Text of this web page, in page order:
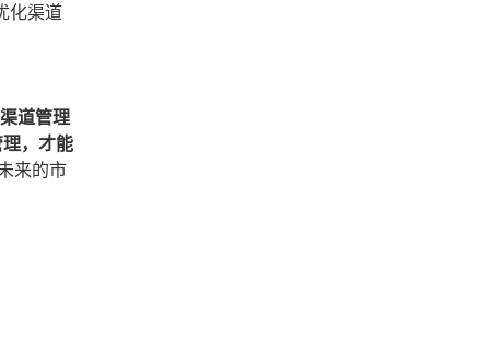
化渠道
道管理
，才能
来的市